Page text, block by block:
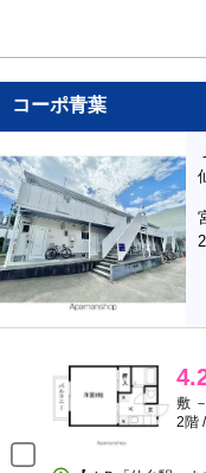
コーポ青葉
敷
2階